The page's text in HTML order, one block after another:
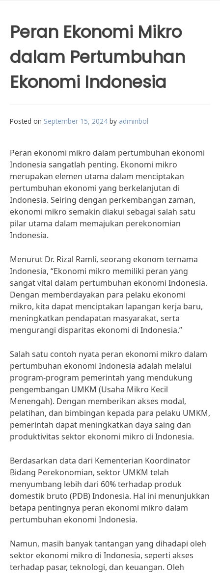
Peran Ekonomi Mikro
dalam Pertumbuhan
Ekonomi Indonesia
Posted on September 15, 2024 by adminbol
Peran ekonomi mikro dalam pertumbuhan ekonomi
Indonesia sangatlah penting. Ekonomi mikro
merupakan elemen utama dalam menciptakan
pertumbuhan ekonomi yang berkelanjutan di
Indonesia. Seiring dengan perkembangan zaman,
ekonomi mikro semakin diakui sebagai salah satu
pilar utama dalam memajukan perekonomian
Indonesia.
Menurut Dr. Rizal Ramli, seorang ekonom ternama
Indonesia, “Ekonomi mikro memiliki peran yang
sangat vital dalam pertumbuhan ekonomi Indonesia.
Dengan memberdayakan para pelaku ekonomi
mikro, kita dapat menciptakan lapangan kerja baru,
meningkatkan pendapatan masyarakat, serta
mengurangi disparitas ekonomi di Indonesia.”
Salah satu contoh nyata peran ekonomi mikro dalam
pertumbuhan ekonomi Indonesia adalah melalui
program-program pemerintah yang mendukung
pengembangan UMKM (Usaha Mikro Kecil
Menengah). Dengan memberikan akses modal,
pelatihan, dan bimbingan kepada para pelaku UMKM,
pemerintah dapat meningkatkan daya saing dan
produktivitas sektor ekonomi mikro di Indonesia.
Berdasarkan data dari Kementerian Koordinator
Bidang Perekonomian, sektor UMKM telah
menyumbang lebih dari 60% terhadap produk
domestik bruto (PDB) Indonesia. Hal ini menunjukkan
betapa pentingnya peran ekonomi mikro dalam
pertumbuhan ekonomi Indonesia.
Namun, masih banyak tantangan yang dihadapi oleh
sektor ekonomi mikro di Indonesia, seperti akses
terhadap pasar, teknologi, dan keuangan. Oleh